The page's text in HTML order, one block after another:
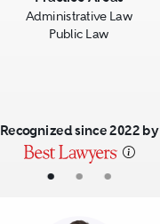
• • •
Administrative Law
Public Law
Recognized since 2022 by